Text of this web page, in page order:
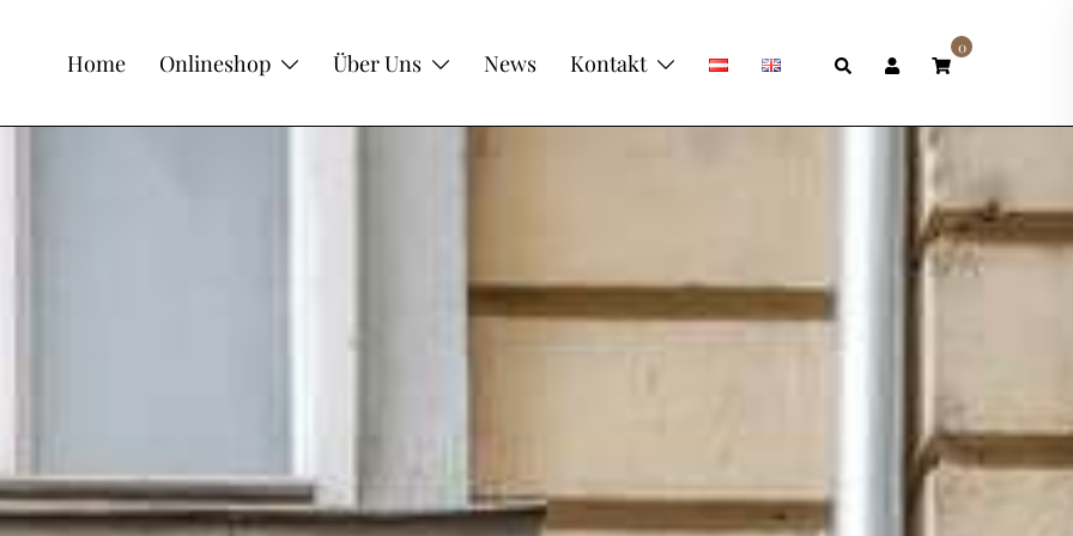
Home Onlineshop Über Uns News Kontakt Suche 0